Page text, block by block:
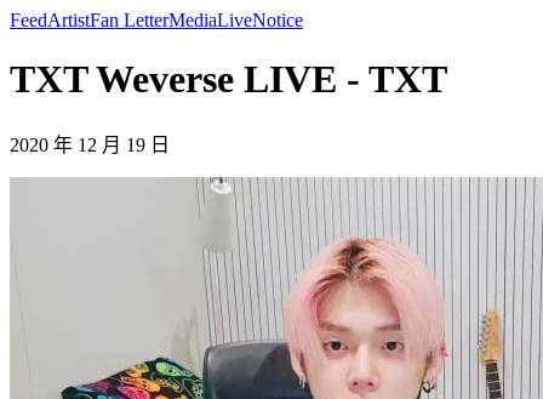
FeedArtistFan LetterMediaLiveNotice
TXT Weverse LIVE - TXT
2020 年 12 月 19 日